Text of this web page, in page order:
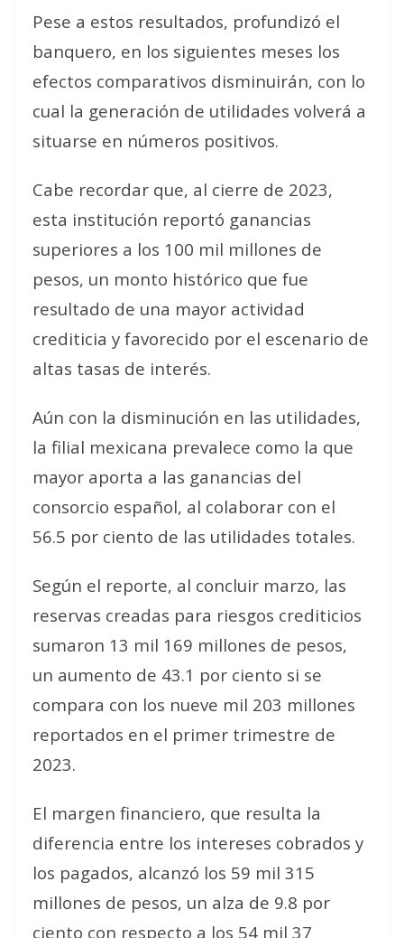
Pese a estos resultados, profundizó el
banquero, en los siguientes meses los
efectos comparativos disminuirán, con lo
cual la generación de utilidades volverá a
situarse en números positivos.
Cabe recordar que, al cierre de 2023,
esta institución reportó ganancias
superiores a los 100 mil millones de
pesos, un monto histórico que fue
resultado de una mayor actividad
crediticia y favorecido por el escenario de
altas tasas de interés.
Aún con la disminución en las utilidades,
la filial mexicana prevalece como la que
mayor aporta a las ganancias del
consorcio español, al colaborar con el
56.5 por ciento de las utilidades totales.
Según el reporte, al concluir marzo, las
reservas creadas para riesgos crediticios
sumaron 13 mil 169 millones de pesos,
un aumento de 43.1 por ciento si se
compara con los nueve mil 203 millones
reportados en el primer trimestre de
2023.
El margen financiero, que resulta la
diferencia entre los intereses cobrados y
los pagados, alcanzó los 59 mil 315
millones de pesos, un alza de 9.8 por
ciento con respecto a los 54 mil 37